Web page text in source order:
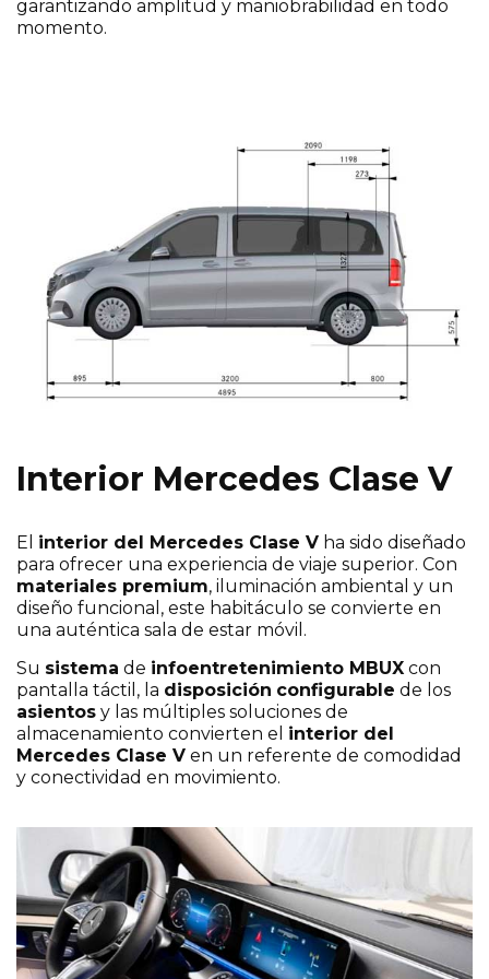
garantizando amplitud y maniobrabilidad en todo
momento.
Interior Mercedes Clase V
El interior del Mercedes Clase V ha sido diseñado
para ofrecer una experiencia de viaje superior. Con
materiales premium, iluminación ambiental y un
diseño funcional, este habitáculo se convierte en
una auténtica sala de estar móvil.
Su sistema de infoentretenimiento MBUX con
pantalla táctil, la disposición configurable de los
asientos y las múltiples soluciones de
almacenamiento convierten el interior del
Mercedes Clase V en un referente de comodidad
y conectividad en movimiento.